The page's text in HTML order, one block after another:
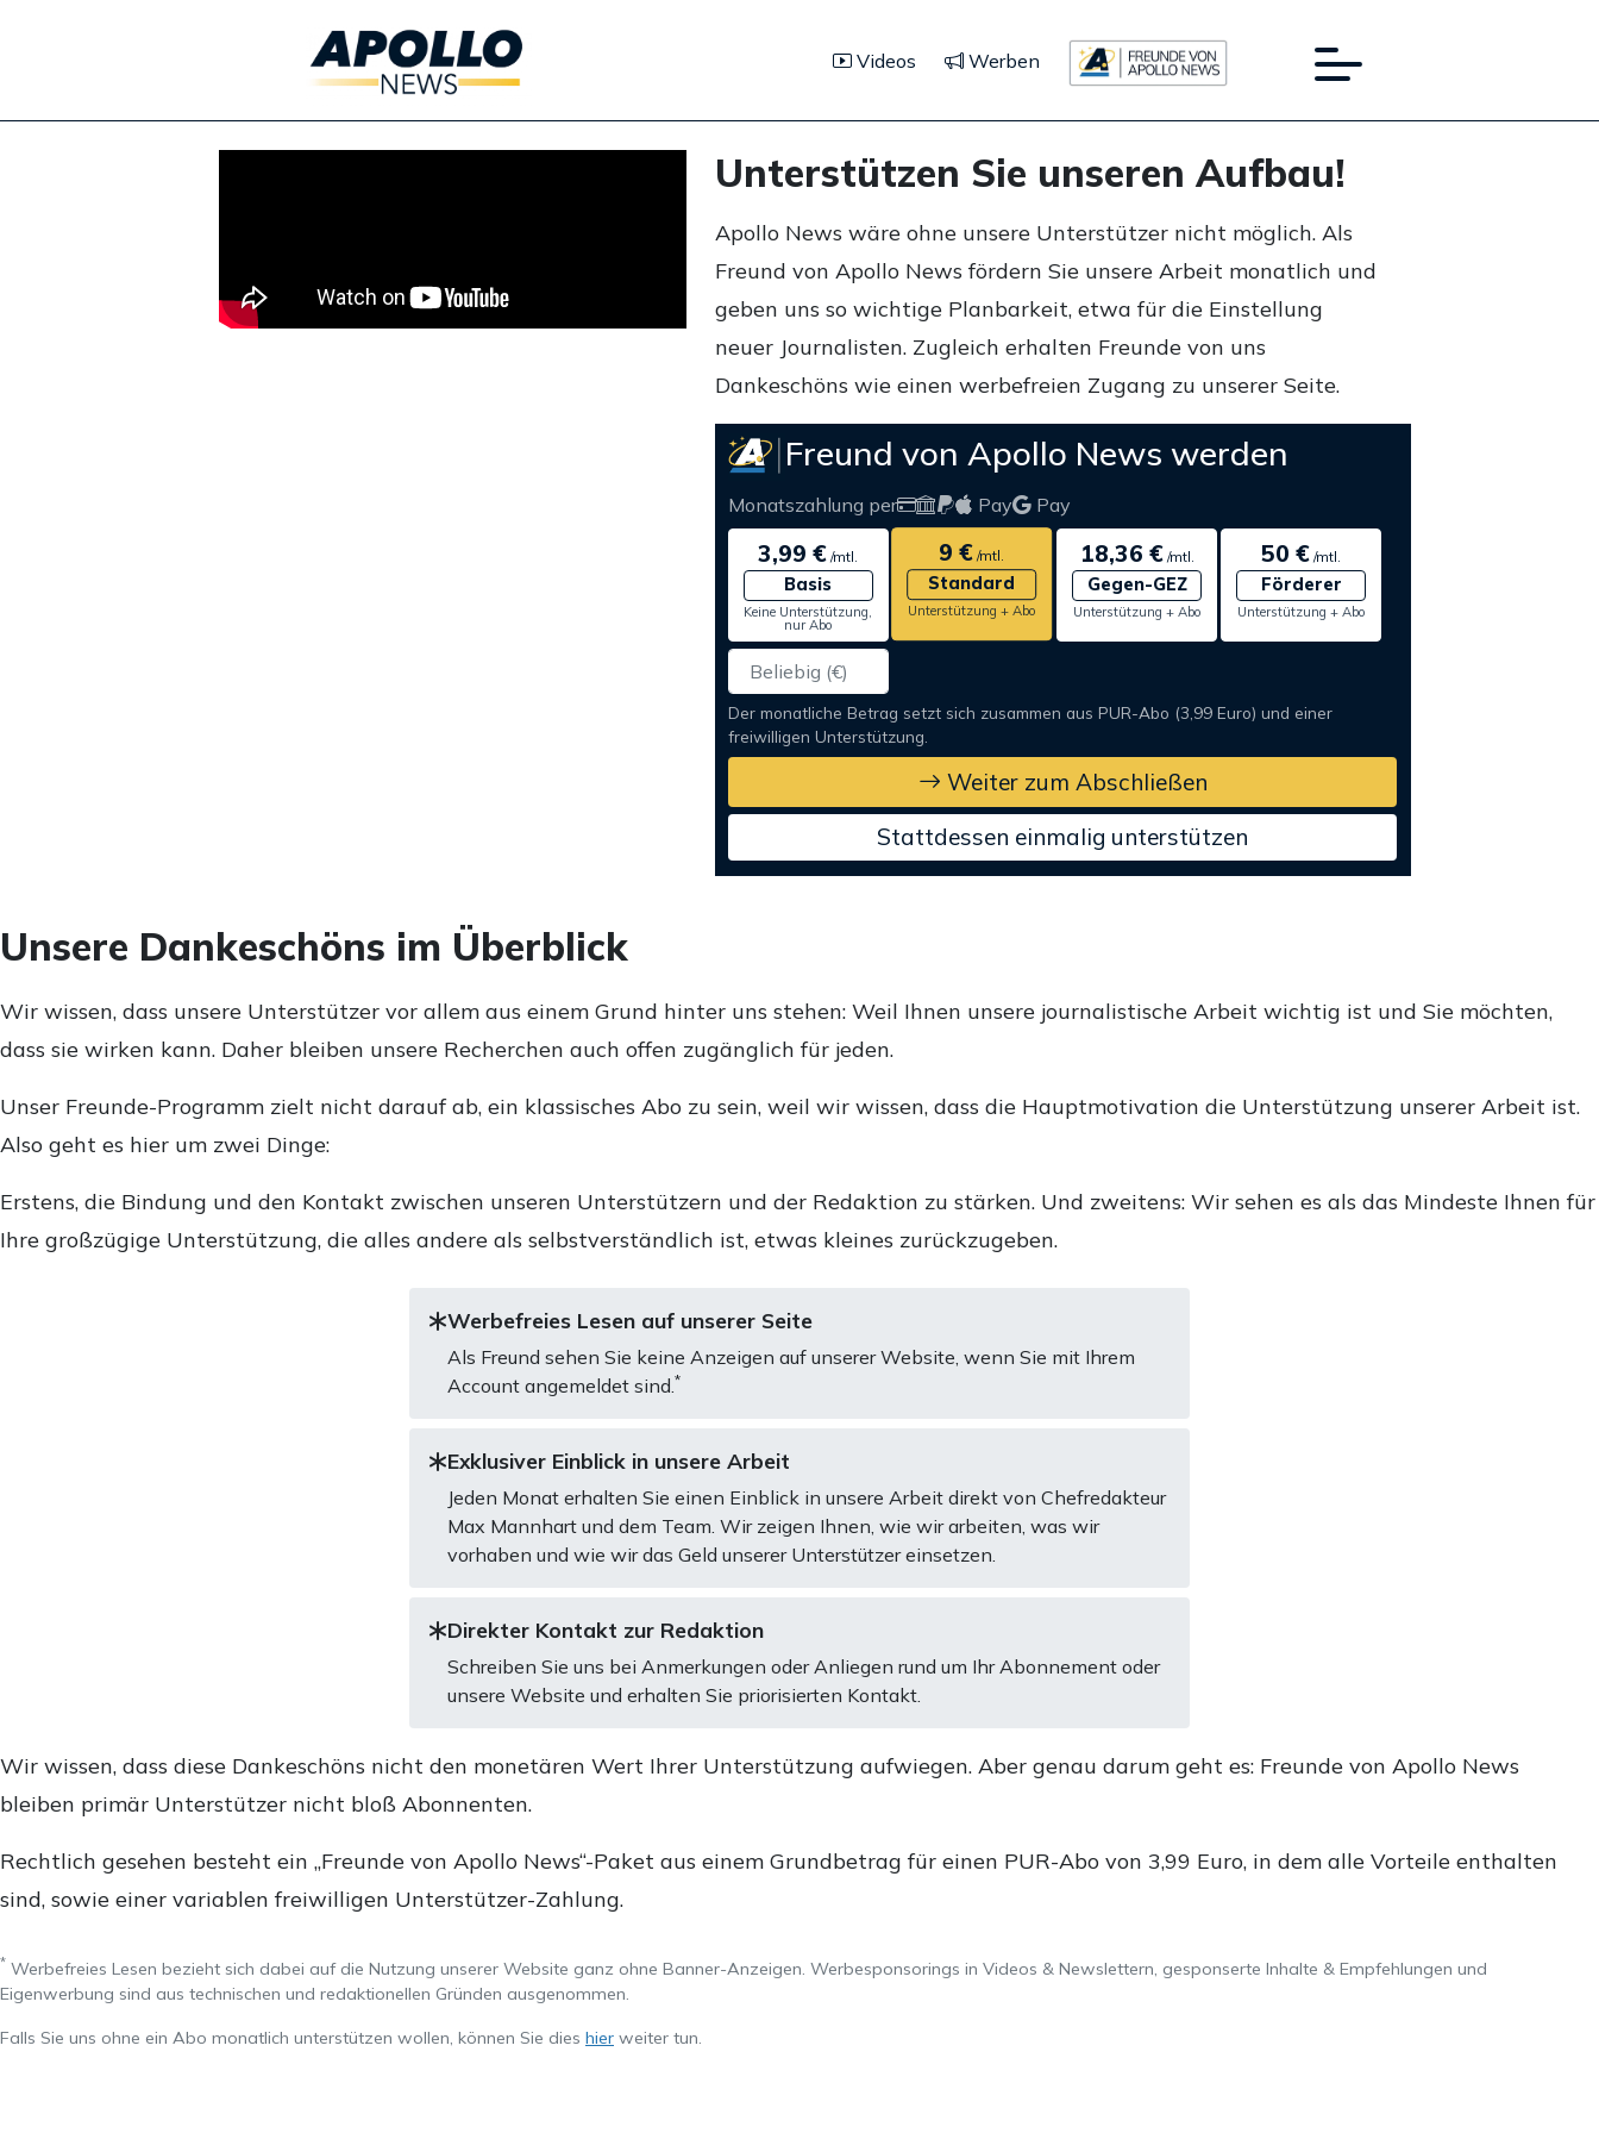
Videos Werben
Unterstützen Sie unseren Aufbau!
Apollo News wäre ohne unsere Unterstützer nicht möglich. Als
Freund von Apollo News fördern Sie unsere Arbeit monatlich und
geben uns so wichtige Planbarkeit, etwa für die Einstellung
neuer Journalisten. Zugleich erhalten Freunde von uns
Dankeschöns wie einen werbefreien Zugang zu unserer Seite.
Freund von Apollo News werden
Monatszahlung per Pay Pay
3,99 € /mtl.
Basis
Keine Unterstützung,
nur Abo
9 € /mtl.
Standard
Unterstützung + Abo
18,36 €/mtl.
Gegen-GEZ
Unterstützung + Abo
50 € /mtl.
Förderer
Unterstützung + Abo
Der monatliche Betrag setzt sich zusammen aus PUR-Abo (3,99 Euro) und einer
freiwilligen Unterstützung.
Weiter zum Abschließen
Stattdessen einmalig unterstützen
Unsere Dankeschöns im Überblick
Wir wissen, dass unsere Unterstützer vor allem aus einem Grund hinter uns stehen: Weil Ihnen unsere journalistische Arbeit wichtig ist und Sie möchten,
dass sie wirken kann. Daher bleiben unsere Recherchen auch offen zugänglich für jeden.
Unser Freunde-Programm zielt nicht darauf ab, ein klassisches Abo zu sein, weil wir wissen, dass die Hauptmotivation die Unterstützung unserer Arbeit ist.
Also geht es hier um zwei Dinge:
Erstens, die Bindung und den Kontakt zwischen unseren Unterstützern und der Redaktion zu stärken. Und zweitens: Wir sehen es als das Mindeste Ihnen für
Ihre großzügige Unterstützung, die alles andere als selbstverständlich ist, etwas kleines zurückzugeben.
Werbefreies Lesen auf unserer Seite
Als Freund sehen Sie keine Anzeigen auf unserer Website, wenn Sie mit Ihrem
Account angemeldet sind. *
Exklusiver Einblick in unsere Arbeit
Jeden Monat erhalten Sie einen Einblick in unsere Arbeit direkt von Chefredakteur
Max Mannhart und dem Team. Wir zeigen Ihnen, wie wir arbeiten, was wir
vorhaben und wie wir das Geld unserer Unterstützer einsetzen.
Direkter Kontakt zur Redaktion
Schreiben Sie uns bei Anmerkungen oder Anliegen rund um Ihr Abonnement oder
unsere Website und erhalten Sie priorisierten Kontakt.
Wir wissen, dass diese Dankeschöns nicht den monetären Wert Ihrer Unterstützung aufwiegen. Aber genau darum geht es: Freunde von Apollo News
bleiben primär Unterstützer nicht bloß Abonnenten.
Rechtlich gesehen besteht ein „Freunde von Apollo News“-Paket aus einem Grundbetrag für einen PUR-Abo von 3,99 Euro, in dem alle Vorteile enthalten
sind, sowie einer variablen freiwilligen Unterstützer-Zahlung.
* Werbefreies Lesen bezieht sich dabei auf die Nutzung unserer Website ganz ohne Banner-Anzeigen. Werbesponsorings in Videos & Newslettern, gesponserte Inhalte & Empfehlungen und
Eigenwerbung sind aus technischen und redaktionellen Gründen ausgenommen.
Falls Sie uns ohne ein Abo monatlich unterstützen wollen, können Sie dies hier weiter tun.